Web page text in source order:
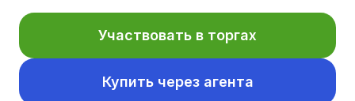
Участвовать в торгах
Купить через агента